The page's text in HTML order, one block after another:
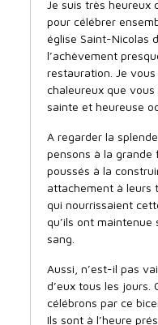
Je suis très heureux
pour célébrer
église Saint-Nicolas
l’achèvement
restauration. Je vous
chaleureux que
sainte et heureuse
A regarder la
pensons à la grande
poussés à la
attachement à leurs
qui nourrissaient
qu’ils ont
sang.
Aussi, n’est-il pas
d’eux tous les jours.
célébrons par ce
Ils sont à l’heure